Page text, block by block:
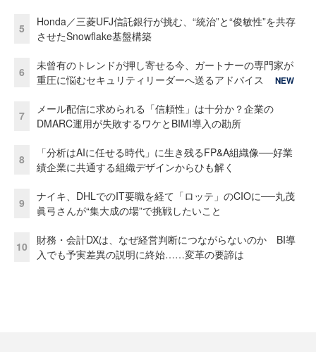
5
Honda／三菱UFJ信託銀行が挑む、“統治”と“俊敏性”を共存
させたSnowflake基盤構築
6
未曾有のトレンドが押し寄せる今、ガートナーの専門家が
重圧に悩むセキュリティリーダーへ送るアドバイス
NEW
7
メール配信に求められる「信頼性」は十分か？企業の
DMARC運用が失敗するワケとBIMI導入の勘所
8
「分析はAIに任せる時代」に生き残るFP&A組織像──好業
績企業に共通する組織デザインからひも解く
9
ナイキ、DHLでのIT要職を経て「ロッテ」のCIOに──丸茂
眞弓さんが“集大成の場”で挑戦したいこと
10
財務・会計DXは、なぜ経営判断につながらないのか BI導
入でも予実差異の説明に終始……変革の要諦は